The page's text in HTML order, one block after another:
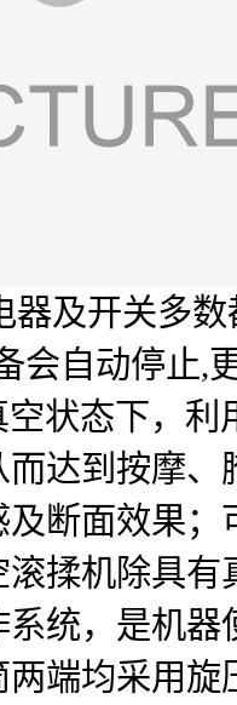
及开关多
会自动停止,
状态下，利
达到按摩
断面效果
揉机除具
系统，是机
端均采用